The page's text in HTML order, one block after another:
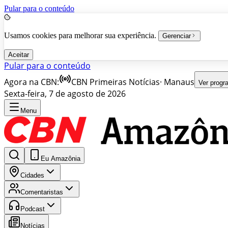
Pular para o conteúdo
Usamos cookies para melhorar sua experiência. Gerenciar
Aceitar
Pular para o conteúdo
Agora na CBN:
CBN Primeiras Notícias· Manaus Ver
Sexta-feira, 7 de agosto de 2026
Menu
Eu Amazônia
Cidades
Comentaristas
Podcast
Notícias